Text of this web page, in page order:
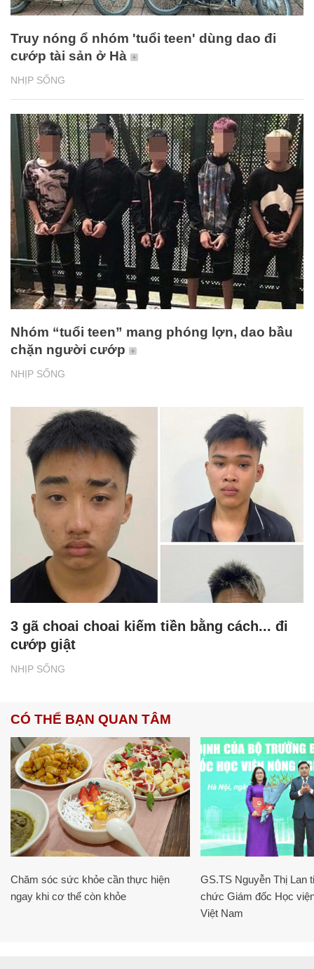
NHỊP SỐNG
Truy nóng ổ nhóm 'tuổi teen' dùng dao đi
cướp tài sản ở Hà
NHỊP SỐNG
Nhóm “tuổi teen” mang phóng lợn, dao bầu
chặn người cướp
NHỊP SỐNG
3 gã choai choai kiếm tiền bằng cách... đi
cướp giật
CÓ THỂ BẠN QUAN TÂM
Chăm sóc sức khỏe cần thực hiện
ngay khi cơ thể còn khỏe
GS.TS Nguyễn Thị Lan
chức Giám đốc Học
Việt Nam